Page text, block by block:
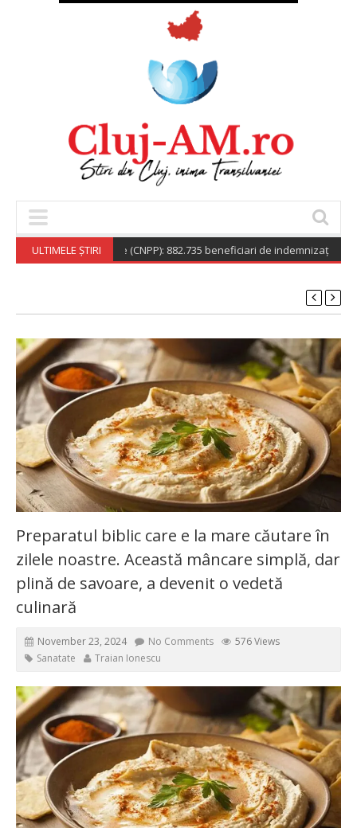
ULTIMELE ȘTIRI
de Pensii Publice (CNPP): 882.735 beneficiari de indemnizație
Preparatul biblic care e la mare căutare în
zilele noastre. Această mâncare simplă, dar
plină de savoare, a devenit o vedetă
culinară
November 23, 2024 No Comments
576 Views
Sanatate
Traian Ionescu